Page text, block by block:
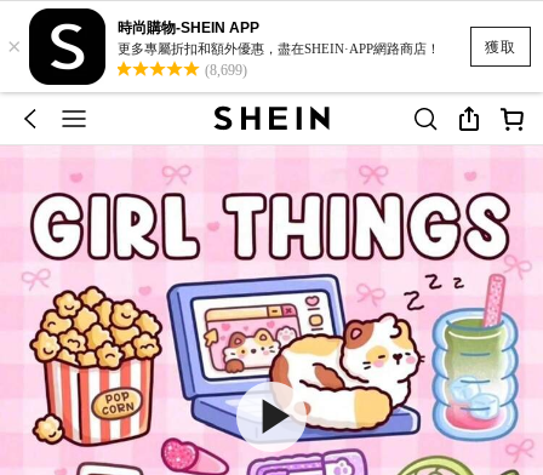
獲取
×
時尚購物-SHEIN APP
更多專屬折扣和額外優惠，盡在SHEIN·APP網路商店！
(8,699)